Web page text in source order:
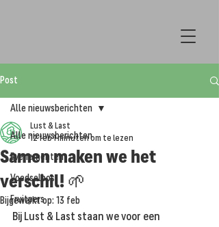
Post
Alle nieuwsberichten
Evenementen
Voedselbos
Fruitpers
Alle nieuwsberichten
Samen maken we het
verschil! 🌱
Lust & Last
12 feb1 minuten om te lezen
Bijgewerkt op: 13 feb
Bij Lust & Last staan we voor een